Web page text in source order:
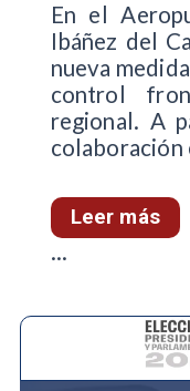
En el
Ibáñez del
nueva
control
regional. A
colaboración
Leer más
...